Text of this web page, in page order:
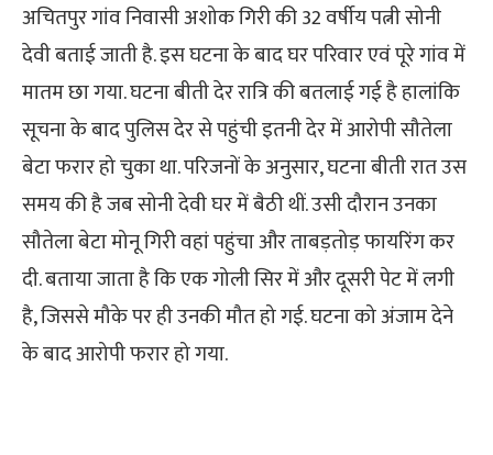
अचितपुर गांव निवासी अशोक गिरी की 32 वर्षीय पत्नी सोनी
देवी बताई जाती है. इस घटना के बाद घर परिवार एवं पूरे गांव में
मातम छा गया. घटना बीती देर रात्रि की बतलाई गई है हालांकि
सूचना के बाद पुलिस देर से पहुंची इतनी देर में आरोपी सौतेला
बेटा फरार हो चुका था. परिजनों के अनुसार, घटना बीती रात उस
समय की है जब सोनी देवी घर में बैठी थीं. उसी दौरान उनका
सौतेला बेटा मोनू गिरी वहां पहुंचा और ताबड़तोड़ फायरिंग कर
दी. बताया जाता है कि एक गोली सिर में और दूसरी पेट में लगी
है, जिससे मौके पर ही उनकी मौत हो गई. घटना को अंजाम देने
के बाद आरोपी फरार हो गया.